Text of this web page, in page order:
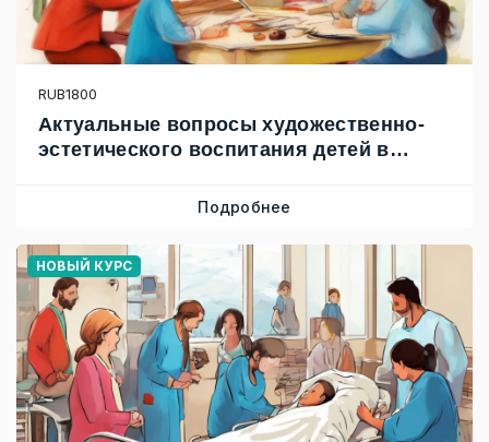
RUB1800
Актуальные вопросы художественно-
эстетического воспитания детей в
Подробнее
НОВЫЙ КУРС